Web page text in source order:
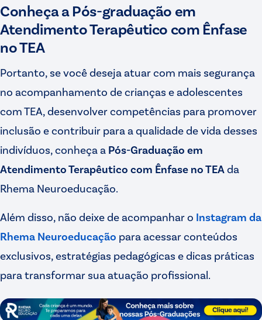
Conheça a Pós-graduação em
Atendimento Terapêutico com Ênfase
no TEA
Portanto, se você deseja atuar com mais segurança
no acompanhamento de crianças e adolescentes
com TEA, desenvolver competências para promover
inclusão e contribuir para a qualidade de vida desses
indivíduos, conheça a Pós-Graduação em
Atendimento Terapêutico com Ênfase no TEA da
Rhema Neuroeducação.
Além disso, não deixe de acompanhar o Instagram da
Rhema Neuroeducação para acessar conteúdos
exclusivos, estratégias pedagógicas e dicas práticas
para transformar sua atuação profissional.